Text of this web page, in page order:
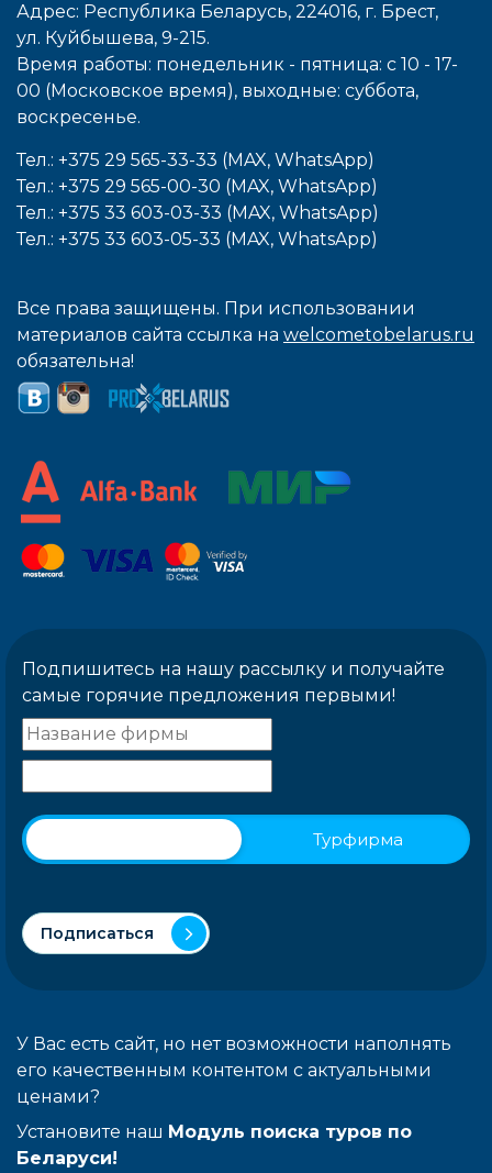
Адрес: Республика Беларусь, 224016, г. Брест,
ул. Куйбышева, 9-215.
Время работы: понедельник - пятница: с 10 - 17-
00 (Московское время), выходные: cуббота,
воcкресенье.
Тел.: +375 29 565-33-33 (MAX, WhatsApp)
Тел.: +375 29 565-00-30 (MAX, WhatsApp)
Тел.: +375 33 603-03-33 (MAX, WhatsApp)
Тел.: +375 33 603-05-33 (MAX, WhatsApp)
Все права защищены. При использовании
материалов сайта ссылка на welcometobelarus.ru
обязательна!
Подпишитесь на нашу рассылку и получайте
самые горячие предложения первыми!
Турфирма
Подписаться
У Вас есть сайт, но нет возможности наполнять
его качественным контентом с актуальными
ценами?
Установите наш Модуль поиска туров по
Беларуси!